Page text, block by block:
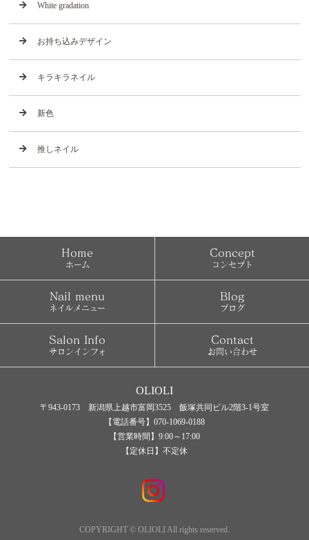
White gradation
お持ち込みデザイン
キラキラネイル
新色
推しネイル
Home
ホーム
Concept
コンセプト
Nail menu
ネイルメニュー
Blog
ブログ
Salon Info
サロンインフォ
Contact
お問い合わせ
OLIOLI
〒943-0173 新潟県上越市富岡3525 飯塚共同ビル2階3-1号室
【電話番号】070-1069-0188
【営業時間】9:00～17:00
【定休日】不定休
COPYRIGHT © OLIOLI All rights reserved.